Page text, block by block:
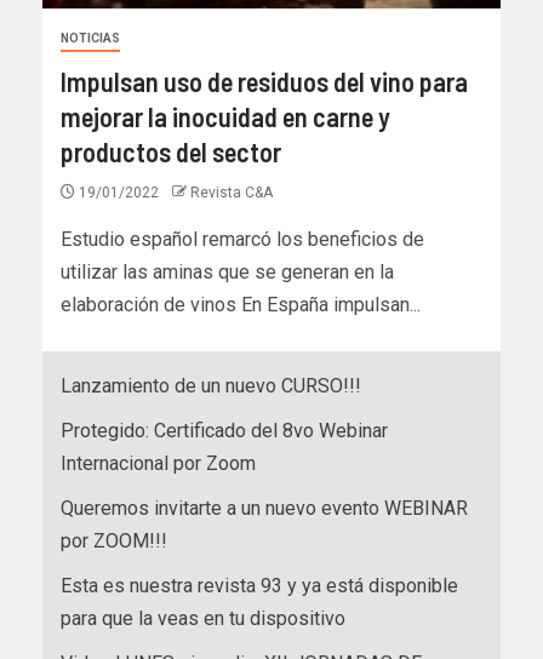
NOTICIAS
Impulsan uso de residuos del vino para
mejorar la inocuidad en carne y
productos del sector
19/01/2022 Revista C&A
Estudio español remarcó los beneficios de
utilizar las aminas que se generan en la
elaboración de vinos En España impulsan...
Lanzamiento de un nuevo CURSO!!!
Protegido: Certificado del 8vo Webinar
Internacional por Zoom
Queremos invitarte a un nuevo evento WEBINAR
por ZOOM!!!
Esta es nuestra revista 93 y ya está disponible
para que la veas en tu dispositivo